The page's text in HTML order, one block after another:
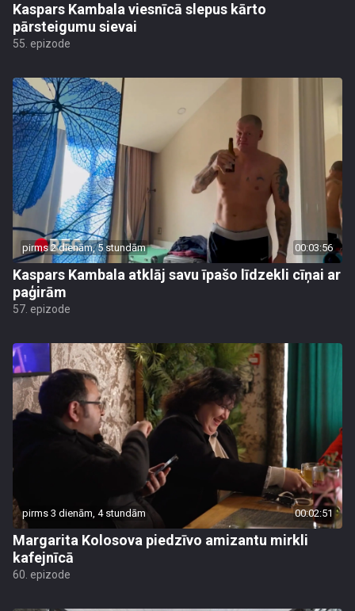
Kaspars Kambala viesnīcā slepus kārto
pārsteigumu sievai
55. epizode
pirms 2 dienām, 5 stundām 00:03:56
Kaspars Kambala atklāj savu īpašo līdzekli cīņai ar
paģirām
57. epizode
pirms 3 dienām, 4 stundām 00:02:51
Margarita Kolosova piedzīvo amizantu mirkli
kafejnīcā
60. epizode